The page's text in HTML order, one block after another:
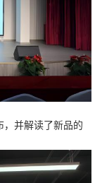
并解读了新品的